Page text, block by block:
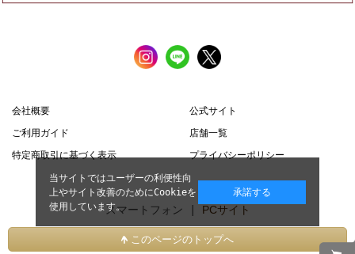
会社概要
公式サイト
ご利用ガイド
店舗一覧
特定商取引に基づく表示
プライバシーポリシー
スマートフォン | PCサイト
このページのトップへ
当サイトではユーザーの利便性向
上やサイト改善のためにCookieを
使用しています。
承諾する